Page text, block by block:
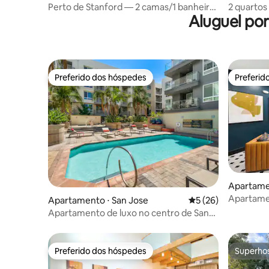
Perto de Stanford — 2 camas/1 banheiro
2 quartos
Aluguel
Preferido dos hóspedes
Preferido dos hóspedes
Apartamento ⋅ San Jose 5 de uma
5 (26)
Apartamento de luxo no centro de San
Preferido dos hóspedes
Preferido dos hóspedes